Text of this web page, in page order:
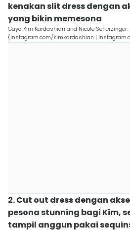
kenakan slit dress dengan
yang bikin memesona
Gaya Kim Kardashian and Nicole Scherzinger.
(instagram.com/kimkardashian |
2. Cut out dress dengan
pesona stunning bagi Kim,
tampil anggun pakai